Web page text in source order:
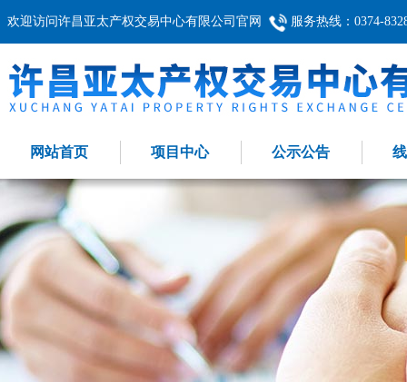
欢迎访问许昌亚太产权交易中心有限公司官网 服务热线：0374-
网站首页 项目中心 公示公告